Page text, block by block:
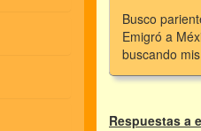
Busco
Emigró a
buscando
Respuestas a